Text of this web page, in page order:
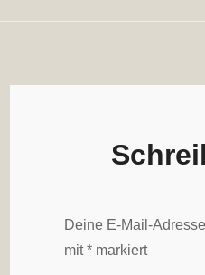
Deine E-Mail-
mit* markiert